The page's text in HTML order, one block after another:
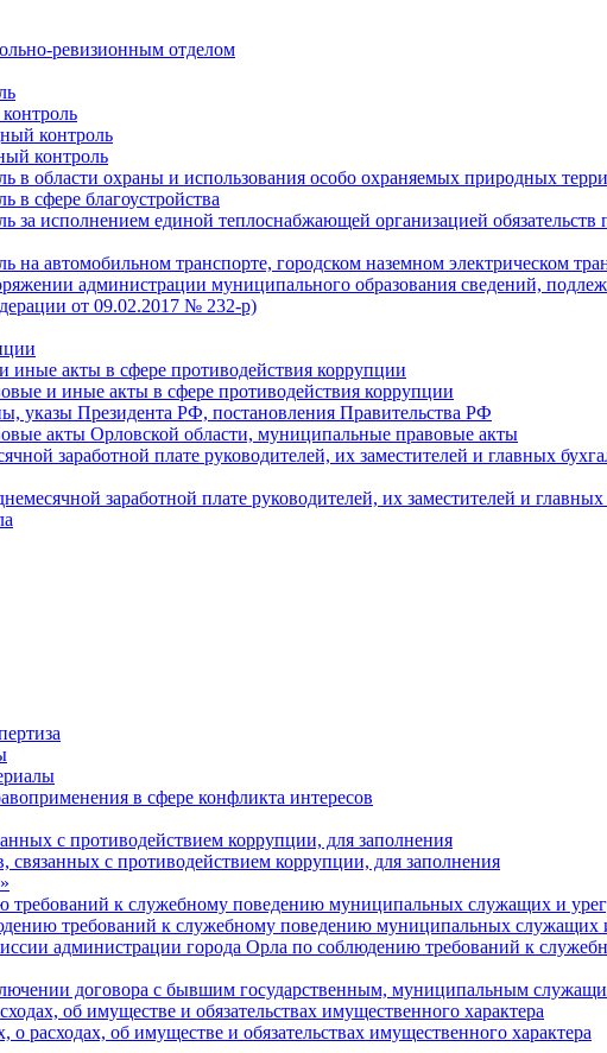
ревизионным отделом
контроль
контроль
в области охраны и использования особо охраняемых природных
сфере благоустройства
исполнением единой теплоснабжающей организацией обязательств
автомобильном транспорте, городском наземном электрическом
администрации муниципального образования сведений,
от 09.02.2017 № 232-р)
акты в сфере противодействия коррупции
и иные акты в сфере противодействия коррупции
указы Президента РФ, постановления Правительства РФ
акты Орловской области, муниципальные правовые акты
заработной плате руководителей, их заместителей и главных
заработной плате руководителей, их заместителей и
в сфере конфликта интересов
с противодействием коррупции, для заполнения
с противодействием коррупции, для заполнения
требований к служебному поведению муниципальных служащих и
требований к служебному поведению муниципальных служащих
администрации города Орла по соблюдению требований к
договора с бывшим государственным, муниципальным
об имуществе и обязательствах имущественного характера
о расходах, об имуществе и обязательствах имущественного характера